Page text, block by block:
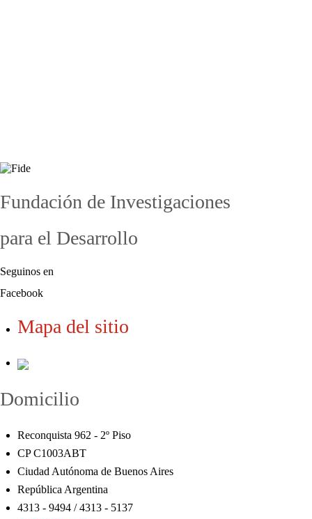
Fundación de Investigaciones
para el Desarrollo
Seguinos en
Facebook
Mapa del sitio
Domicilio
Reconquista 962 - 2º Piso
CP C1003ABT
Ciudad Autónoma de Buenos Aires
República Argentina
4313 - 9494 / 4313 - 5137